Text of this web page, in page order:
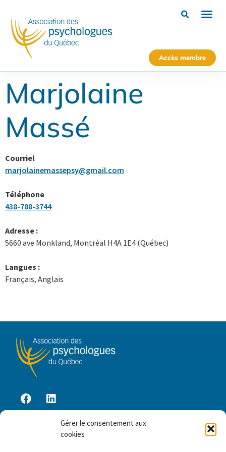
Gérer le consentement aux
cookies
Accès membre
Marjolaine
Massé
Courriel
marjolainemassepsy@gmail.com
Téléphone
438-788-3744
Adresse :
5660 ave Monkland, Montréal H4A 1E4 (Québec)
Langues :
Français, Anglais